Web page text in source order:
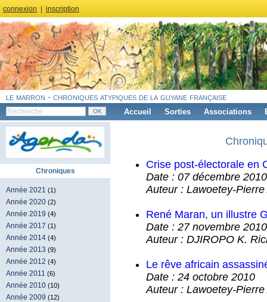
connexion inscription
le marron - chroniques atypiques de la guyane française
Accueil Sorties Associations
Chroniques
Année 2021 (1)
Année 2020 (2)
Année 2019 (4)
Année 2017 (1)
Année 2014 (4)
Année 2013 (9)
Année 2012 (4)
Année 2011 (6)
Année 2010 (10)
Année 2009 (12)
Crise post-électorale en
Date : 07 décembre 2010
Auteur : Lawoetey-Pierre
René Maran, un illustre
Date : 27 novembre 2010
Auteur : DJIROPO K.
Le rêve africain
Date : 24 octobre 2010
Auteur : Lawoetey-Pierre